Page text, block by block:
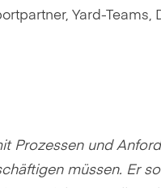
Yard-
Prozessen und
müssen. Er